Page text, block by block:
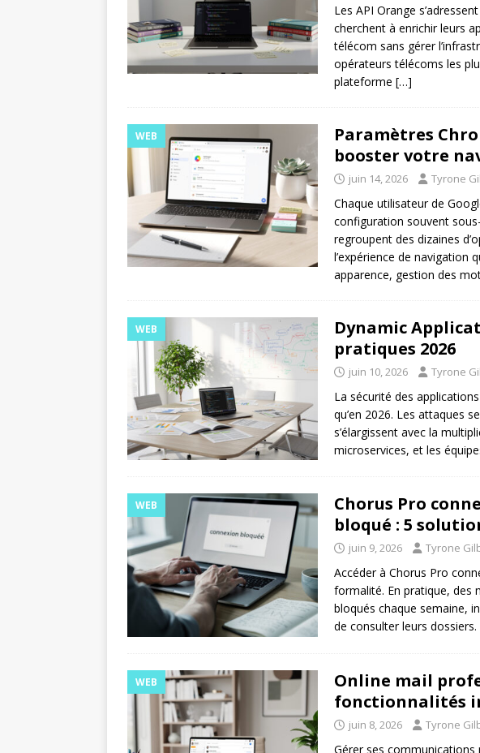
Les API Orange
cherchent à enrichir leurs
télécom sans gérer
opérateurs télécoms les
plateforme […]
WEB
Paramètres
booster votre
juin 14, 2026 Tyrone
Chaque utilisateur de
configuration souvent
regroupent des dizaines
l’expérience de navigation
apparence, gestion des
WEB
Dynamic
pratiques 2026
juin 10, 2026 Tyrone
La sécurité des
qu’en 2026. Les attaques
s’élargissent avec la
microservices, et les
WEB
Chorus Pro
bloqué : 5
juin 9, 2026 Tyrone
Accéder à Chorus Pro
formalité. En pratique, des
bloqués chaque semaine,
de consulter leurs
WEB
Online mail
fonctionnalités
juin 8, 2026 Tyrone
Gérer ses communications